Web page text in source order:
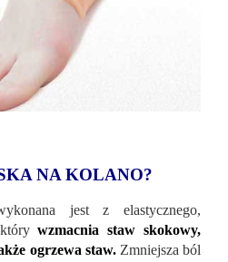
NA KOLANO?
jest z elastycznego,
którywzmacnia staw skokowy,
ogrzewa staw.Zmniejsza ból